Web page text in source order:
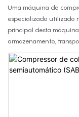
Uma máquina de
especializado utilizado
principal desta
armazenamento,